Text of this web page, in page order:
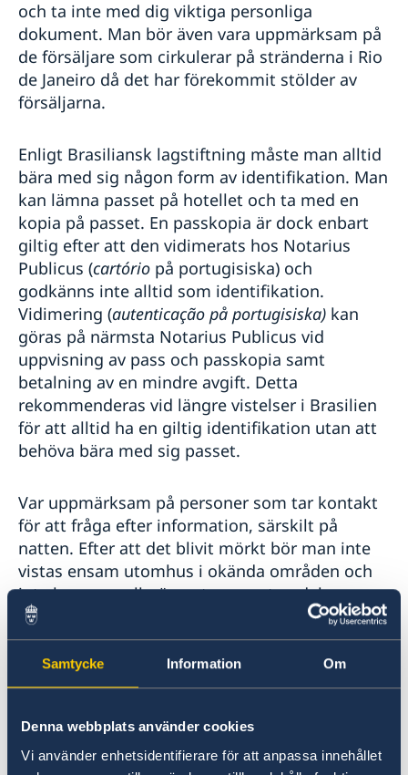
Samtycke Information Om
Denna webbplats använder cookies
Vi använder enhetsidentifierare för att anpassa innehållet
och ta inte med dig viktiga personliga
dokument. Man bör även vara uppmärksam på
de försäljare som cirkulerar på stränderna i Rio
de Janeiro då det har förekommit stölder av
försäljarna.
Enligt Brasiliansk lagstiftning måste man alltid
bära med sig någon form av identifikation. Man
kan lämna passet på hotellet och ta med en
kopia på passet. En passkopia är dock enbart
giltig efter att den vidimerats hos Notarius
Publicus (cartório på portugisiska) och
godkänns inte alltid som identifikation.
Vidimering (autenticação på portugisiska) kan
göras på närmsta Notarius Publicus vid
uppvisning av pass och passkopia samt
betalning av en mindre avgift. Detta
rekommenderas vid längre vistelser i Brasilien
för att alltid ha en giltig identifikation utan att
behöva bära med sig passet.
Var uppmärksam på personer som tar kontakt
för att fråga efter information, särskilt på
natten. Efter att det blivit mörkt bör man inte
vistas ensam utomhus i okända områden och
inte begagna allmänna transportmedel.
Incidenter kan inträffa även på
turistdestinationer som är tillsynes lugna.
Våldtäkter och andra överfall på turister är
ovanliga, men det har förekommit överfall mot
kallade ”date rape-droger". Köp dina egna
drinkar och håll dem under uppsikt.